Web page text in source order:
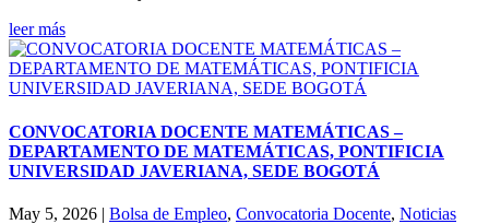
leer más
CONVOCATORIA DOCENTE MATEMÁTICAS –
DEPARTAMENTO DE MATEMÁTICAS, PONTIFICIA
UNIVERSIDAD JAVERIANA, SEDE BOGOTÁ
May 5, 2026 | Bolsa de Empleo, Convocatoria Docente, Noticias